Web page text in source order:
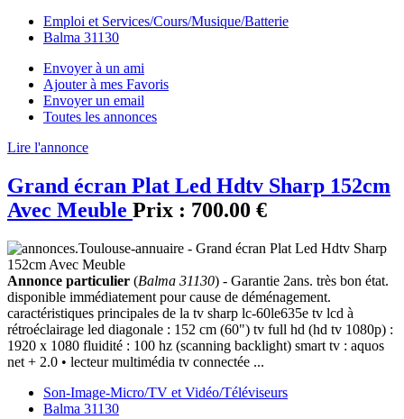
Emploi et Services/Cours/Musique/Batterie
Balma 31130
Envoyer à un ami
Ajouter à mes Favoris
Envoyer un email
Toutes les annonces
Lire l'annonce
Grand écran Plat Led Hdtv Sharp 152cm
Avec Meuble Prix : 700.00 €
Annonce particulier (Balma 31130) - Garantie 2ans. très bon état.
disponible immédiatement pour cause de déménagement.
caractéristiques principales de la tv sharp lc-60le635e tv lcd à
rétroéclairage led diagonale : 152 cm (60") tv full hd (hd tv 1080p) :
1920 x 1080 fluidité : 100 hz (scanning backlight) smart tv : aquos
net + 2.0 • lecteur multimédia tv connectée ...
Son-Image-Micro/TV et Vidéo/Téléviseurs
Balma 31130